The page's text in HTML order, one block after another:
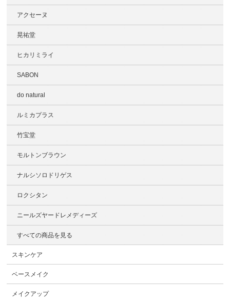
アクセーヌ
晃祐堂
ヒカリミライ
SABON
do natural
ルミカプラス
竹宝堂
モルトンブラウン
ナルシソロドリゲス
ロクシタン
ニールズヤードレメディーズ
すべての商品を見る
スキンケア
ベースメイク
メイクアップ